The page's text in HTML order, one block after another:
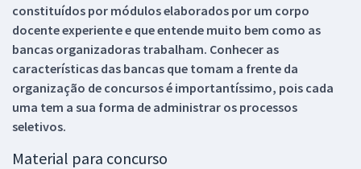
constituídos por módulos elaborados por um corpo
docente experiente e que entende muito bem como as
bancas organizadoras trabalham. Conhecer as
características das bancas que tomam a frente da
organização de concursos é importantíssimo, pois cada
uma tem a sua forma de administrar os processos
seletivos.
Material para concurso